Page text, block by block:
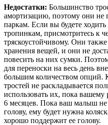
Недостатки: Большинство
амортизацию, поэтому они не
паркам. Если вы будете
тропинкам, присмотритесь к
тряскоустойчивому. Они
хранения вещей, и они не
повесить на них сумки.
для переноски на весь день
большим количеством опций.
тростей не раскладывается
использовать их, пока
6 месяцев. Пока ваш малыш не
голову, ему будет нужна
хорошо поддержит ее голову.